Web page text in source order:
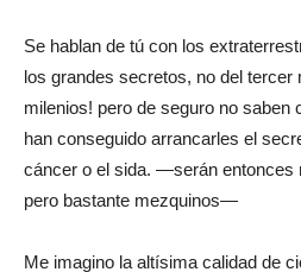
Se hablan de tú con los
los grandes secretos, no del tercer
milenios! pero de seguro no saben
han conseguido arrancarles el
cáncer o el sida. —serán entonces
pero bastante mezquinos—
Me imagino la altísima calidad de